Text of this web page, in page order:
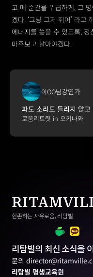
고 매 순간을 위급하게, 그
겠다. ‘그냥 그저 뛰어’ 라고
에너지를 쏟을 수 있도록,
마주보고 살아야겠다.
이OO님강연가
파도 소리도 들리지 않
로움리트릿 in 오키나와
현존하는 자유로움, 리탐빌
리탐빌의 최신 소식을
문의
리탐빌 평생교육원